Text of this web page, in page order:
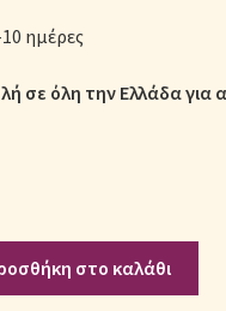
ημέρες
σε όλη την Ελλάδα για
στο καλάθι